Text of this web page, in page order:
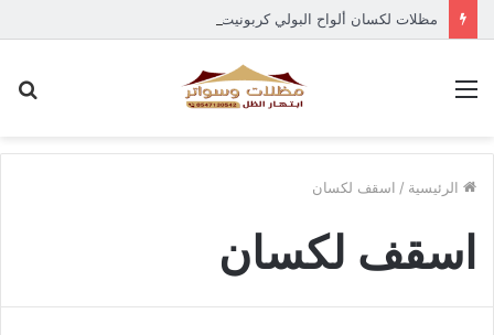
مظلات لكسان ألواح البولي كربونيت في جده
الرئيسية / اسقف لكسان
اسقف لكسان